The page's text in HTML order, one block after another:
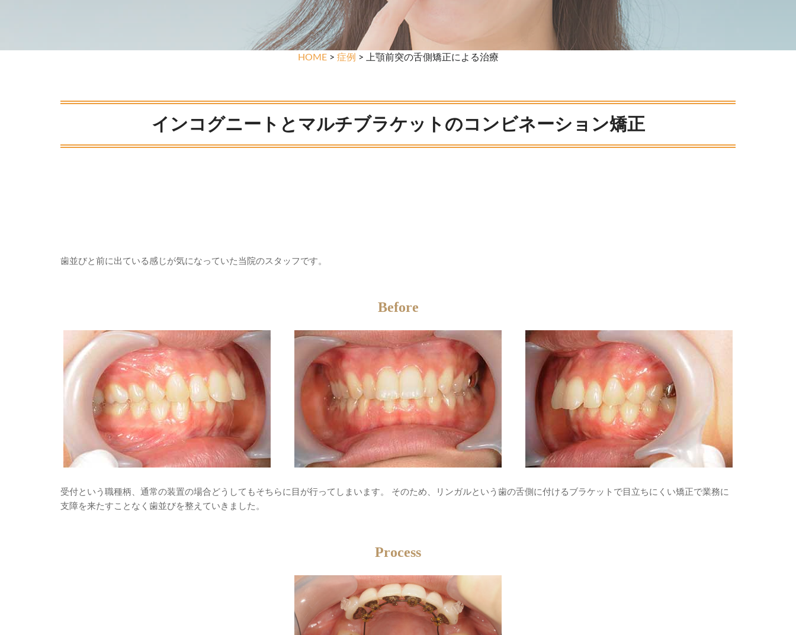
HOME> 症例 > 上顎前突の舌側矯正による治療
インコグニートとマルチブラケットのコンビネーション矯正
歯並びと前に出ている感じが気になっていた当院のスタッフです。
Before
受付という職種柄、通常の装置の場合どうしてもそちらに目が行ってしまいます。 そのため、リンガルという歯の舌側に付けるブラケットで目立ちにくい矯正で業務に
支障を来たすことなく歯並びを整えていきました。
Process